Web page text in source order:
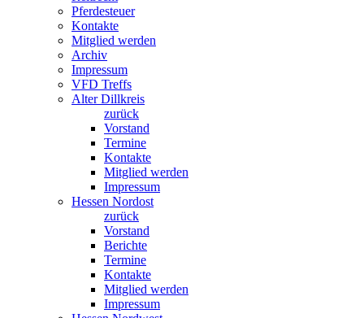
Pferdesteuer
Kontakte
Mitglied werden
Archiv
Impressum
VFD Treffs
Alter Dillkreis
zurück
Vorstand
Termine
Kontakte
Mitglied werden
Impressum
Hessen Nordost
zurück
Vorstand
Berichte
Termine
Kontakte
Mitglied werden
Impressum